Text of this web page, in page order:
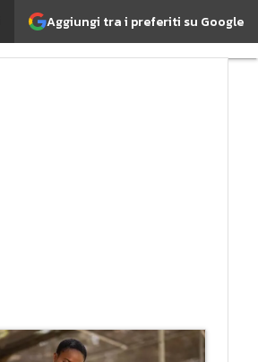
Aggiungi tra i preferiti su Google